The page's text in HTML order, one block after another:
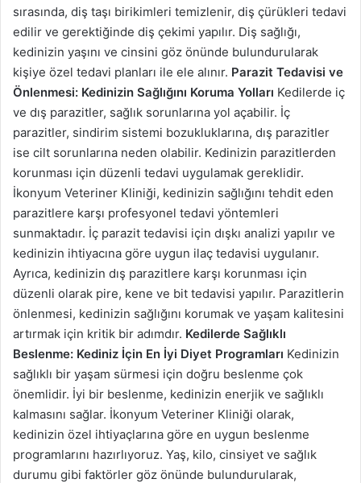
sırasında, diş taşı birikimleri temizlenir, diş çürükleri tedavi
edilir ve gerektiğinde diş çekimi yapılır. Diş sağlığı,
kedinizin yaşını ve cinsini göz önünde bulundurularak
kişiye özel tedavi planları ile ele alınır. Parazit Tedavisi ve
Önlenmesi: Kedinizin Sağlığını Koruma Yolları Kedilerde iç
ve dış parazitler, sağlık sorunlarına yol açabilir. İç
parazitler, sindirim sistemi bozukluklarına, dış parazitler
ise cilt sorunlarına neden olabilir. Kedinizin parazitlerden
korunması için düzenli tedavi uygulamak gereklidir.
İkonyum Veteriner Kliniği, kedinizin sağlığını tehdit eden
parazitlere karşı profesyonel tedavi yöntemleri
sunmaktadır. İç parazit tedavisi için dışkı analizi yapılır ve
kedinizin ihtiyacına göre uygun ilaç tedavisi uygulanır.
Ayrıca, kedinizin dış parazitlere karşı korunması için
düzenli olarak pire, kene ve bit tedavisi yapılır. Parazitlerin
önlenmesi, kedinizin sağlığını korumak ve yaşam kalitesini
artırmak için kritik bir adımdır. Kedilerde Sağlıklı
Beslenme: Kediniz İçin En İyi Diyet Programları Kedinizin
sağlıklı bir yaşam sürmesi için doğru beslenme çok
önemlidir. İyi bir beslenme, kedinizin enerjik ve sağlıklı
kalmasını sağlar. İkonyum Veteriner Kliniği olarak,
kedinizin özel ihtiyaçlarına göre en uygun beslenme
programlarını hazırlıyoruz. Yaş, kilo, cinsiyet ve sağlık
durumu gibi faktörler göz önünde bulundurularak,